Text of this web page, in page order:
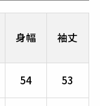
身幅 袖丈
54 53